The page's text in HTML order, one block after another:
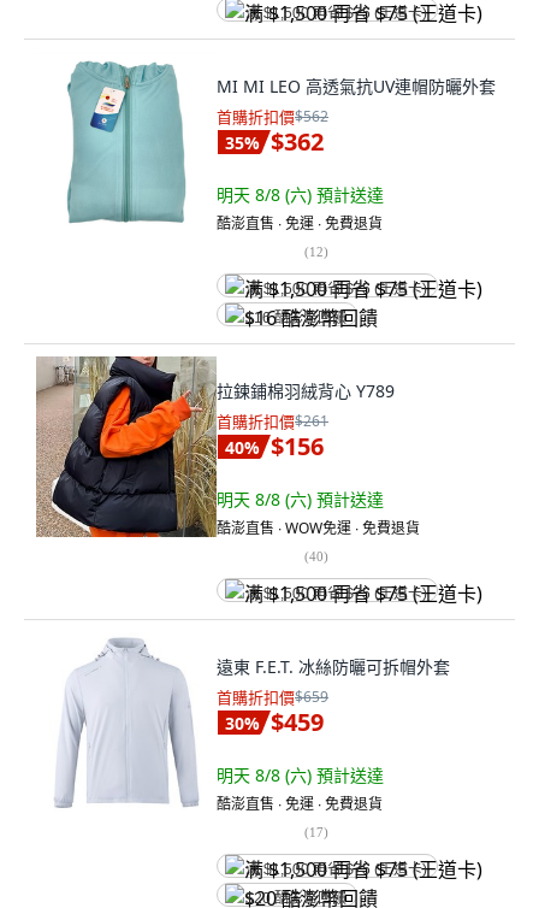
满 $1,500 再省 $75 (王道卡)
MI MI LEO 高透氣抗UV連帽防曬外套
首購折扣價$562
35% $362
明天 8/8 (六) 預計送達
酷澎直售 ∙ 免運 ∙ 免費退貨
(12)
满 $1,500 再省 $75 (王道卡)
$16 酷澎幣回饋
拉鍊鋪棉羽絨背心 Y789
首購折扣價$261
40% $156
明天 8/8 (六) 預計送達
酷澎直售 ∙ WOW免運 ∙ 免費退貨
(40)
满 $1,500 再省 $75 (王道卡)
遠東 F.E.T. 冰絲防曬可拆帽外套
首購折扣價$659
30% $459
明天 8/8 (六) 預計送達
酷澎直售 ∙ 免運 ∙ 免費退貨
(17)
满 $1,500 再省 $75 (王道卡)
$20 酷澎幣回饋